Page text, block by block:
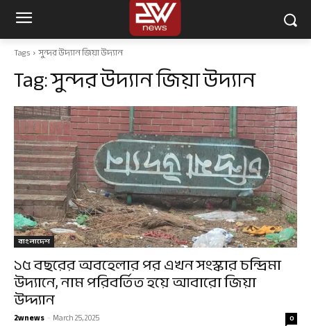
Tags সুন্দর উদ্যান জিয়া উদ্যান
Tag:সুন্দর উদ্যান জিয়া উদ্যান
বাংলাদেশ
১৫ বছরের অবহেলার পর এখন সংস্কার চন্দ্রিমা
উদ্যানে, নাম পরিবর্তিত হয়ে আবারো জিয়া
উদ্দ্যান
2wnews - March 25, 2025 0